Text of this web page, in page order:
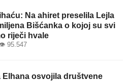
Na ahiret preselila Lejla
Bišćanka o kojoj su svi
riječi hvale
95.547
Elhana osvojila društvene